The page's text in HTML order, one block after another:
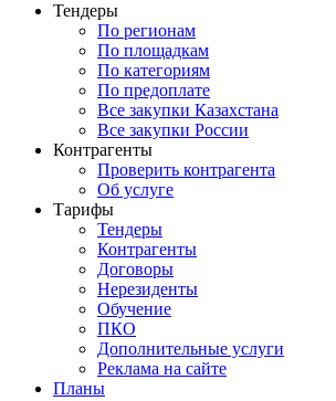
Тендеры
По регионам
По площадкам
По категориям
По предоплате
Все закупки Казахстана
Все закупки России
Контрагенты
Проверить контрагента
Об услуге
Тарифы
Тендеры
Контрагенты
Договоры
Нерезиденты
Обучение
ПКО
Дополнительные услуги
Реклама на сайте
Планы